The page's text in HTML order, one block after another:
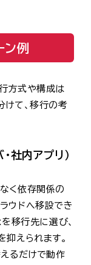
ン例
方式や構成は
けて、移行の考
社内アプリ）
く依存関係の
ウドへ移設でき
移行先に選び、
えられます。
るだけで動作